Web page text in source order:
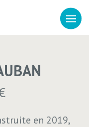
en 2019,